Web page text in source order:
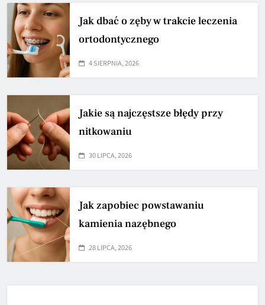
Jak dbać o zęby w trakcie leczenia
ortodontycznego
4 SIERPNIA, 2026
Jakie są najczęstsze błędy przy
nitkowaniu
30 LIPCA, 2026
Jak zapobiec powstawaniu
kamienia nazębnego
28 LIPCA, 2026